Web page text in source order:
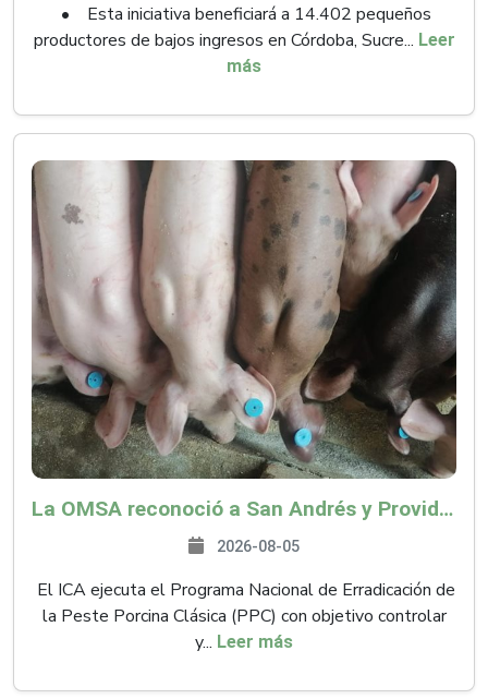
• Esta iniciativa beneficiará a 14.402 pequeños
productores de bajos ingresos en Córdoba, Sucre... Leer
más
La OMSA reconoció a San Andrés y Providencia como zona libre de Peste Porcina Clásica (PPC)
2026-08-05
El ICA ejecuta el Programa Nacional de Erradicación de
la Peste Porcina Clásica (PPC) con objetivo controlar
y... Leer más